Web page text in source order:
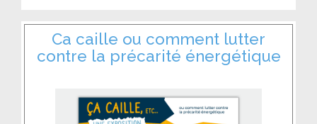
Ca caille ou comment lutter
contre la précarité énergétique